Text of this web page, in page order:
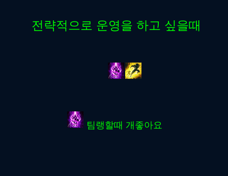
전략적으로 운영을 하고 싶을때
팀랭할때 개좋아요